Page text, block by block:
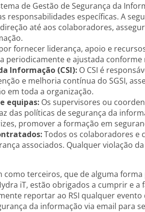
de Gestão de Segurança da
responsabilidades específicas. A
até aos colaboradores,
fornecer liderança, apoio e
periodicamente e ajustada conforme
Informação (CSI):O CSI é
e melhoria contínua do SGSI,
em toda a organização.
equipas:Os supervisores ou
das políticas de segurança da
promover a formação em
Todos os colaboradores e
associados. Qualquer violação
como terceiros, que de alguma
iT, estão obrigados a cumprir e
reportar ao RSI qualquer
da informação via email para